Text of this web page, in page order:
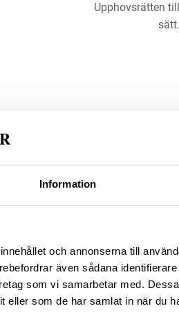
Information
och annonserna till
även sådana
som vi samarbetar med.
eller som de har samlat in när du
kommun,
Upphovsrätten